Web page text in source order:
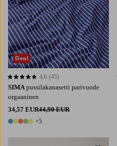
SIMA pussilakanasetti parivuode
orgaaninen
34,57 EUR44,90 EUR
10 värejä
+5
4,6 perustuen 45 arvosanaan
4,6 (45)
Deal